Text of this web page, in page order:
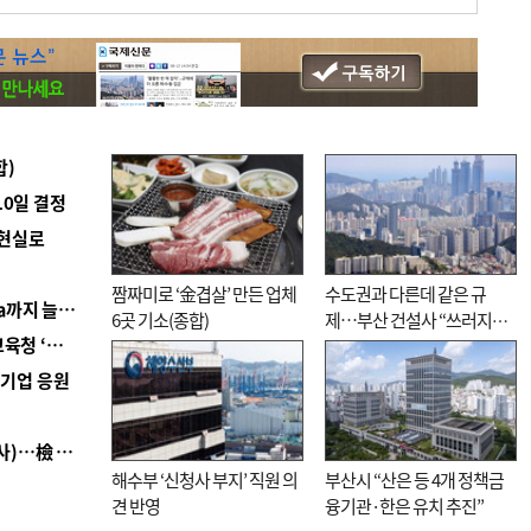
)
일 결정
실로
■ 경남 농정 비전 ‘잘 사는 농촌’…스마트팜 1000㏊까지 늘린다
■ 교육혁신선도지 공모 코앞인데…구·군 난색에 교육청 ‘쩔쩔’
업 응원
■ 검사 신분 버리고 직급하향(10년 이하 저연차 검사)…檢 중수청행 기피
짬짜미로 ‘金겹살’ 만든 업체
6곳 기소(종합)
수도권과 다른데 같은 규
제…부산 건설사 “쓰러지기
직전”
해수부 ‘신청사 부지’ 직원 의
견 반영
부산시 “산은 등 4개 정책금
융기관·한은 유치 추진”